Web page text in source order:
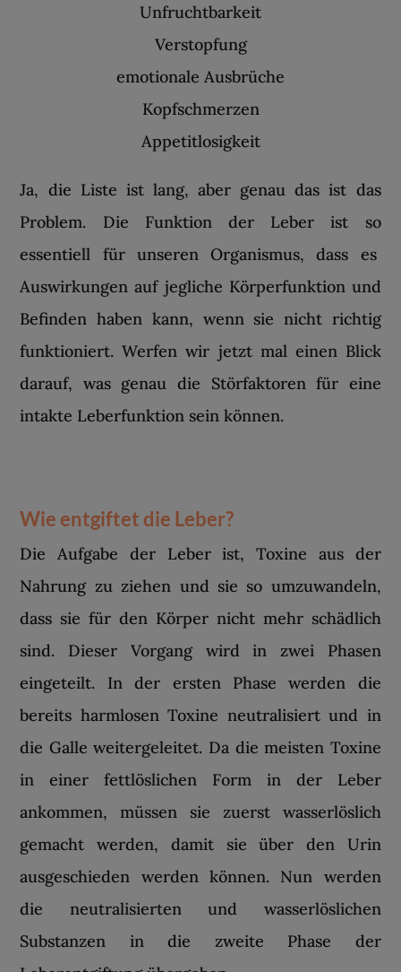
Unfruchtbarkeit
Verstopfung
emotionale Ausbrüche
Kopfschmerzen
Appetitlosigkeit
Ja, die Liste ist lang, aber genau das ist das
Problem. Die Funktion der Leber ist so
essentiell für unseren Organismus, dass es
Auswirkungen auf jegliche Körperfunktion und
Befinden haben kann, wenn sie nicht richtig
funktioniert. Werfen wir jetzt mal einen Blick
darauf, was genau die Störfaktoren für eine
intakte Leberfunktion sein können.
Wie entgiftet die Leber?
Die Aufgabe der Leber ist, Toxine aus der
Nahrung zu ziehen und sie so umzuwandeln,
dass sie für den Körper nicht mehr schädlich
sind. Dieser Vorgang wird in zwei Phasen
eingeteilt. In der ersten Phase werden die
bereits harmlosen Toxine neutralisiert und in
die Galle weitergeleitet. Da die meisten Toxine
in einer fettlöslichen Form in der Leber
ankommen, müssen sie zuerst wasserlöslich
gemacht werden, damit sie über den Urin
ausgeschieden werden können. Nun werden
die neutralisierten und wasserlöslichen
Substanzen in die zweite Phase der